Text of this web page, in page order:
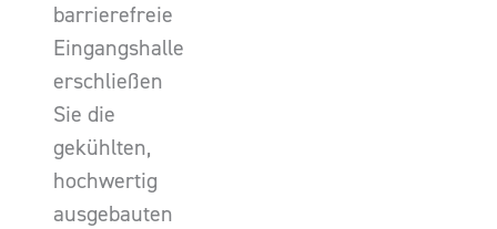
barrierefreie
Eingangshalle
erschließen
Sie die
gekühlten,
hochwertig
ausgebauten